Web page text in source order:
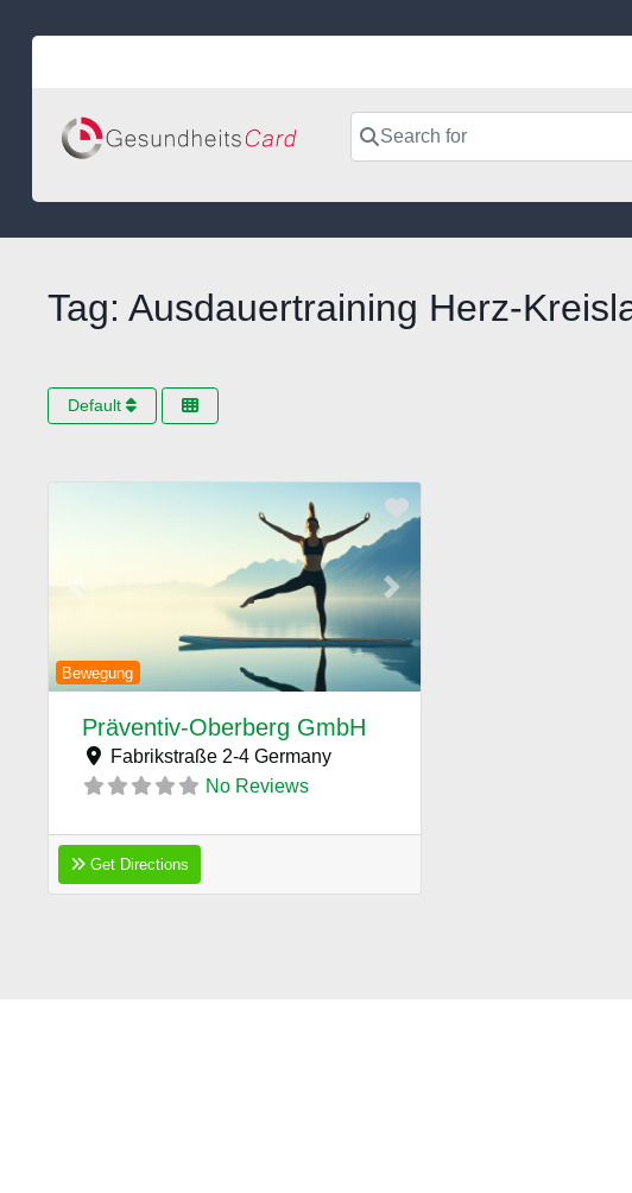
Search for
Tag: Ausdauertraining Herz-
Default
Favorite
Bewegung
Next
Präventiv-Oberberg GmbH
Fabrikstraße 2-4 Germany
No Reviews
Get Directions